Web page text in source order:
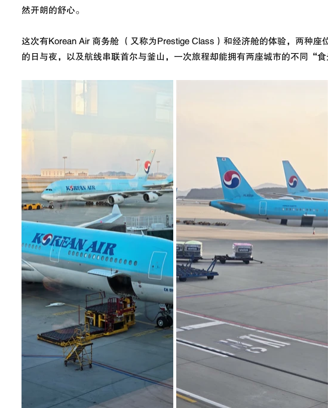
然开朗的舒心。
这次有Korean Air 商务舱 （又称为Prestige Class ）和经济舱的体验，两种座
的日与夜，以及航线串联首尔与釜山，一次旅程却能拥有两座城市的不同“食